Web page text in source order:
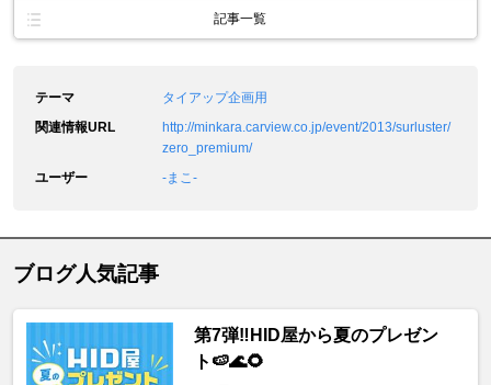
記事一覧
テーマ
タイアップ企画用
関連情報URL
http://minkara.carview.co.jp/event/2013/surluster/
zero_premium/
ユーザー
‐まこ‐
ブログ人気記事
第7弾‼️HID屋から夏のプレゼン
ト🍉🌊🌻